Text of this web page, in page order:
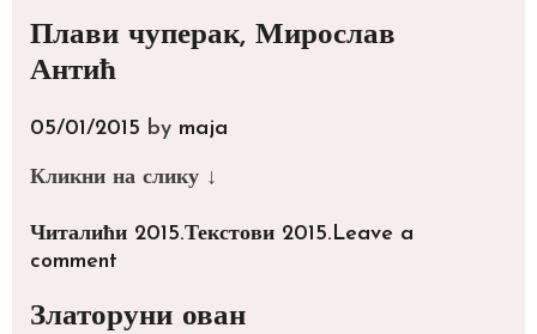
Плави чуперак, Мирослав
Антић
05/01/2015 by maja
Кликни на слику ↓
Categories
Читалићи 2015.Tags
Текстови 2015. Leave a
comment
Златоруни ован